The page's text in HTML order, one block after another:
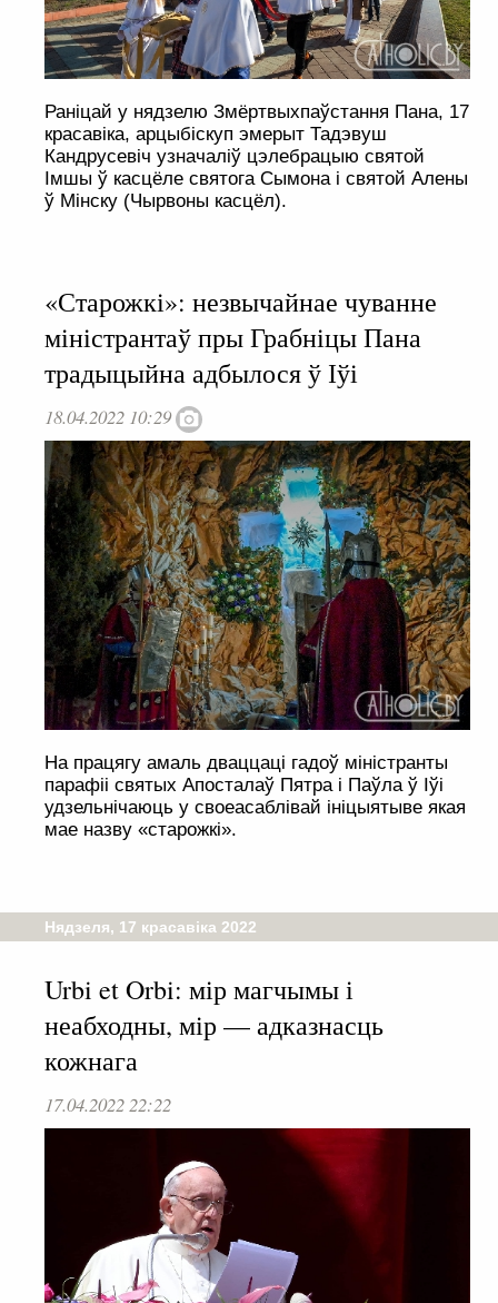
Раніцай у нядзелю Змёртвыхпаўстання Пана, 17
красавіка, арцыбіскуп эмерыт Тадэвуш
Кандрусевіч узначаліў цэлебрацыю святой
Імшы ў касцёле святога Сымона і святой Алены
ў Мінску (Чырвоны касцёл).
«Старожкі»: незвычайнае чуванне
міністрантаў пры Грабніцы Пана
традыцыйна адбылося ў Іўі
18.04.2022 10:29
На працягу амаль дваццаці гадоў міністранты
парафіі святых Апосталаў Пятра і Паўла ў Іўі
удзельнічаюць у своеасаблівай ініцыятыве якая
мае назву «старожкі».
Нядзеля, 17 красавіка 2022
Urbi et Orbi: мір магчымы і
неабходны, мір — адказнасць
кожнага
17.04.2022 22:22